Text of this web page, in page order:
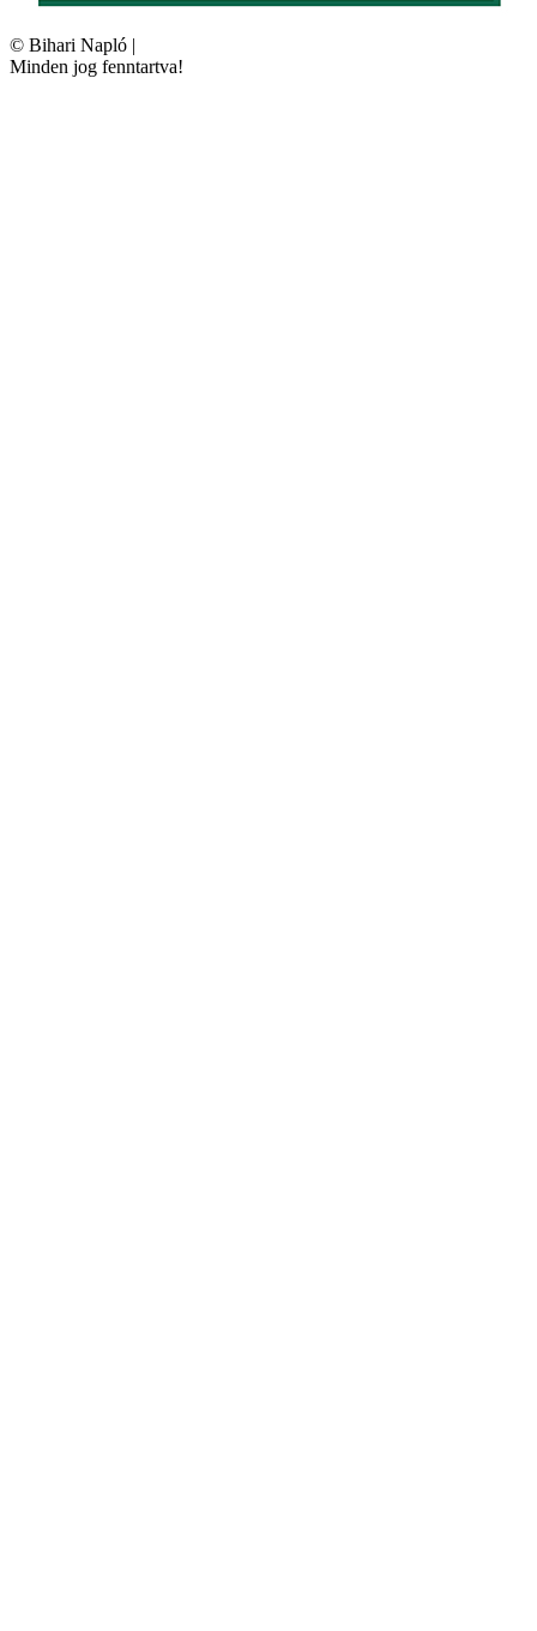
© Bihari Napló |
Minden jog fenntartva!